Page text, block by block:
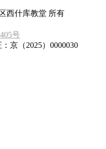
西什库教堂 所有
号
京（2025）0000030